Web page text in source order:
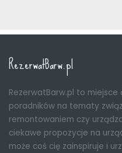
RezerwatBarw.pl
RezerwatBarw.pl to
poradników na tematy
remontowaniem czy
ciekawe propozycje na
może coś cię zainspiruje i